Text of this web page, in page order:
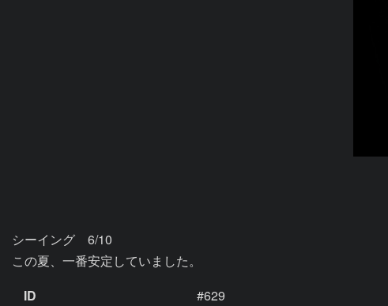
シーイング　6/10
この夏、一番安定していました。
ID
#629